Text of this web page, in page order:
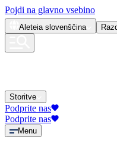
Pojdi na glavno vsebino
Aleteia slovenščina
Storitve
Podprite nas
Podprite nas
Menu